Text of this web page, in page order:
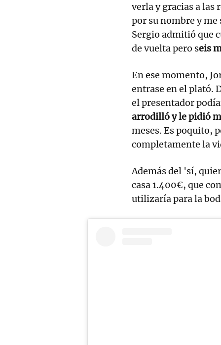
verla y gracias a las
por su nombre y
Sergio admitió que
de vuelta pero seis
En ese momento,
entrase en el plató.
el presentador
arrodilló y le pidió
meses. Es poquito,
completamente la
Además del 'sí,
casa 1.400€, que
utilizaría para la